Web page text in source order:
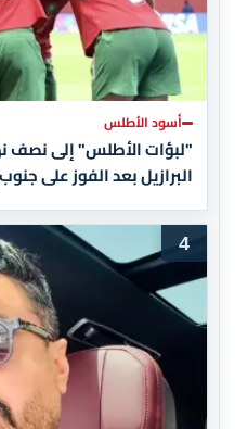
أسود الأطلس
"لبؤات الأطلس" إلى نصف
البرازيل بعد الفوز على
4